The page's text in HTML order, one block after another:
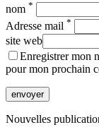
nom *
Adresse mail *
site web
Enregistrer mon
pour mon prochain
Nouvelles